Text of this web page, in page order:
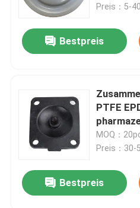
Preis：5-
Bestpreis
PTFE
Nahrung
MOQ：
Preis：
Bestpreis